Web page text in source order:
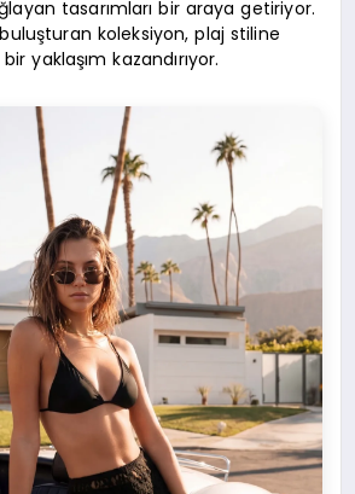
tasarımları bir araya getiriyor.
koleksiyon, plaj stiline
yaklaşım kazandırıyor.